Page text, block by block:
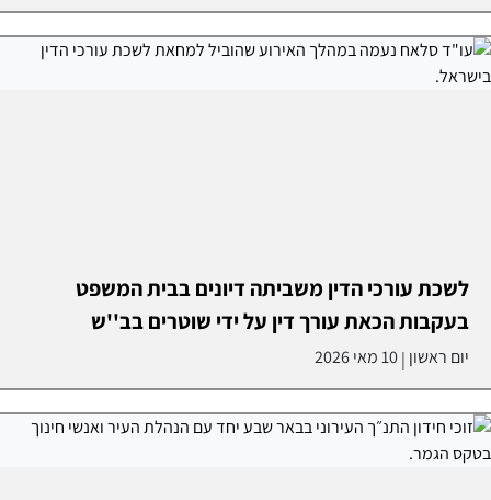
לשכת עורכי הדין משביתה דיונים בבית המשפט
בעקבות הכאת עורך דין על ידי שוטרים בב''ש
יום ראשון |10 מאי 2026